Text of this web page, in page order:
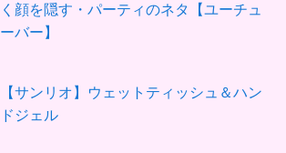
く顔を隠す・パーティのネタ【ユーチュ
ーバー】
【サンリオ】ウェットティッシュ＆ハン
ドジェル